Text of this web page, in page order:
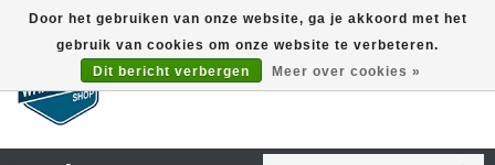
Door het gebruiken van onze website, ga je akkoord met het
gebruik van cookies om onze website te verbeteren.
Dit bericht verbergen
Meer over cookies »